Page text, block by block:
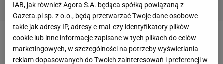
W tle mistrzostw Europy trwają przygotowania do
nowego sezonu, których nieodłączną częścią są
IAB, jak również Agora S.A. będąca spółką powiązaną z
Gazeta.pl sp. z o.o., będą przetwarzać Twoje dane osobowe
takie jak adresy IP, adresy e-mail czy identyfikatory plików
cookie lub inne informacje zapisane w tych plikach do celów
marketingowych, w szczególności na potrzeby wyświetlania
reklam dopasowanych do Twoich zainteresowań i preferencji w